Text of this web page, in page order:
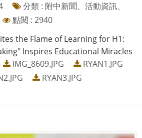
分類 : 附中新聞、活動資訊、
點閱 : 2940
the Flame of Learning for H1:
Inspires Educational Miracles
IMG_8609.JPG
RYAN1.JPG
RYAN3.JPG